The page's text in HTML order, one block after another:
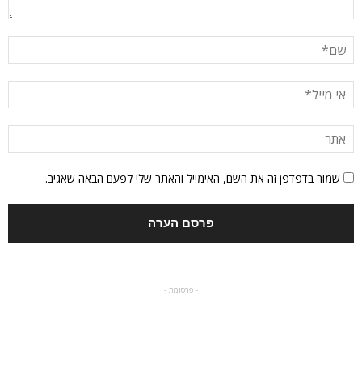
שמור בדפדפן זה את השם, האימייל והאתר שלי לפעם הבאה שאגיב.
- פרסומת -